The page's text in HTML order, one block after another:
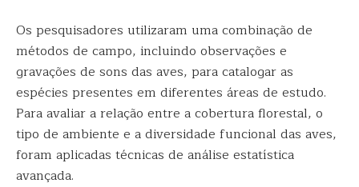
Os pesquisadores utilizaram uma combinação de
métodos de campo, incluindo observações e
gravações de sons das aves, para catalogar as
espécies presentes em diferentes áreas de estudo.
Para avaliar a relação entre a cobertura florestal, o
tipo de ambiente e a diversidade funcional das aves,
foram aplicadas técnicas de análise estatística
avançada.